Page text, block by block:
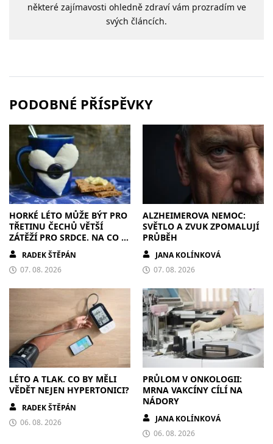
některé zajímavosti ohledně zdraví vám prozradím ve
svých článcích.
PODOBNÉ PŘÍSPĚVKY
HORKÉ LÉTO MŮŽE BÝT PRO
TŘETINU ČECHŮ VĚTŠÍ
ZÁTĚŽÍ PRO SRDCE. NA CO SI
DÁT POZOR?
RADEK ŠTĚPÁN
07. 08. 2026
ALZHEIMEROVA NEMOC:
SVĚTLO A ZVUK ZPOMALUJÍ
PRŮBĚH
JANA KOLÍNKOVÁ
07. 08. 2026
LÉTO A TLAK. CO BY MĚLI
VĚDĚT NEJEN HYPERTONICI?
RADEK ŠTĚPÁN
06. 08. 2026
PRŮLOM V ONKOLOGII:
MRNA VAKCÍNY CÍLÍ NA
NÁDORY
JANA KOLÍNKOVÁ
06. 08. 2026